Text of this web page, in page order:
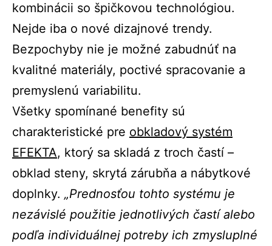
kombinácii so špičkovou technológiou.
Nejde iba o nové dizajnové trendy.
Bezpochyby nie je možné zabudnúť na
kvalitné materiály, poctivé spracovanie a
premyslenú variabilitu.
Všetky spomínané benefity sú
charakteristické pre obkladový systém
EFEKTA, ktorý sa skladá z troch častí –
obklad steny, skrytá zárubňa a nábytkové
doplnky. „Prednosťou tohto systému je
nezávislé použitie jednotlivých častí alebo
podľa individuálnej potreby ich zmysluplné